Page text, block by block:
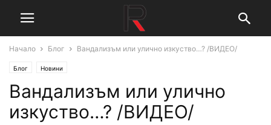
Начало Блог Вандализъм или улично изкуство…? /ВИДЕО/
Блог Новини
Вандализъм или улично
изкуство…? /ВИДЕО/